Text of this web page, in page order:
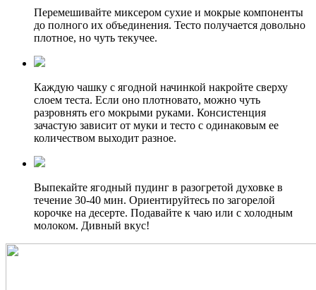
Перемешивайте миксером сухие и мокрые компоненты
до полного их объединения. Тесто получается довольно
плотное, но чуть текучее.
Каждую чашку с ягодной начинкой накройте сверху
слоем теста. Если оно плотновато, можно чуть
разровнять его мокрыми руками. Консистенция
зачастую зависит от муки и тесто с одинаковым ее
количеством выходит разное.
Выпекайте ягодный пудинг в разогретой духовке в
течение 30-40 мин. Ориентируйтесь по загорелой
корочке на десерте. Подавайте к чаю или с холодным
молоком. Дивный вкус!